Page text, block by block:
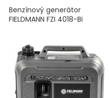
Benzínový generátor
FIELDMANN FZI 4018-Bi